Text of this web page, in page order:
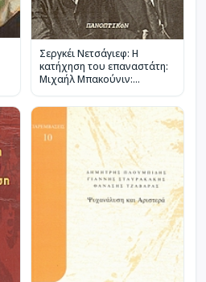
Σεργκέι Νετσάγιεφ: Η
κατήχηση του επαναστάτη:
Μιχαήλ Μπακούνιν: